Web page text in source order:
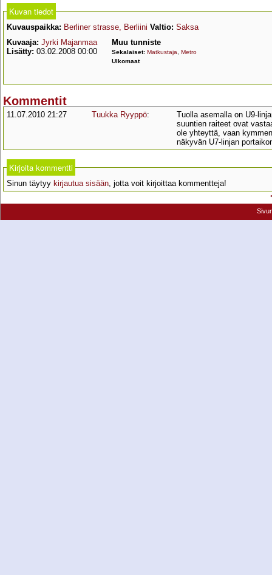
Kuvan tiedot
Kuvauspaikka: Berliner strasse, Berliini Valtio: Saksa
Kuvaaja: Jyrki Majanmaa
Lisätty: 03.02.2008 00:00
Muu tunniste
Sekalaiset: Matkustaja
Metro
Ulkomaat
Kommentit
11.07.2010 21:27 Tuukka Ryyppö:
Tuolla asemalla on U9-
suuntien raiteet ovat
ole yhteyttä, vaan
näkyvän U7-linjan
Kirjoita kommentti
Sinun täytyy kirjautua sisään, jotta voit kirjoittaa kommentteja!